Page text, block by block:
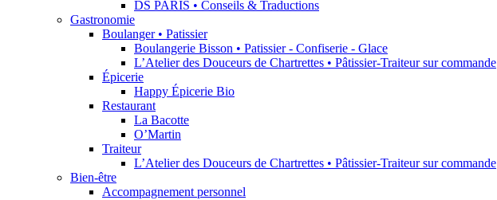
DS PARIS • Conseils & Traductions
Gastronomie
Boulanger • Patissier
Boulangerie Bisson • Patissier - Confiserie - Glace
L’Atelier des Douceurs de Chartrettes • Pâtissier-Traiteur sur commande
Épicerie
Happy Épicerie Bio
Restaurant
La Bacotte
O’Martin
Traiteur
L’Atelier des Douceurs de Chartrettes • Pâtissier-Traiteur sur commande
Bien-être
Accompagnement personnel